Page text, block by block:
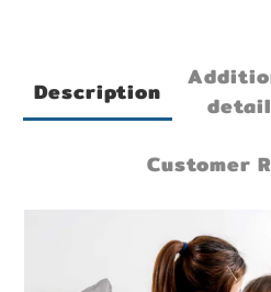
Description
Customer